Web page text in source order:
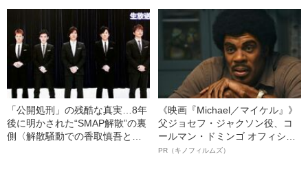
な」
「公開処刑」の残酷な真実…8年
後に明かされた“SMAP解散”の裏
側〈解散騒動での香取慎吾と草
《映画『Michael／マイケル』》
父ジョセフ・ジャクソン役、コ
ールマン・ドミンゴ オフィシャ
ルインタビュー“観客を魅了した
PR（キノフィルムズ）